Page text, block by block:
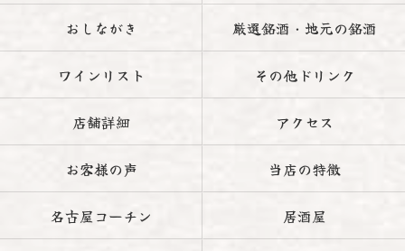
おしながき 厳選銘酒・地元の銘酒
ワインリスト その他ドリンク
店舗詳細 アクセス
お客様の声 当店の特徴
名古屋コーチン 居酒屋